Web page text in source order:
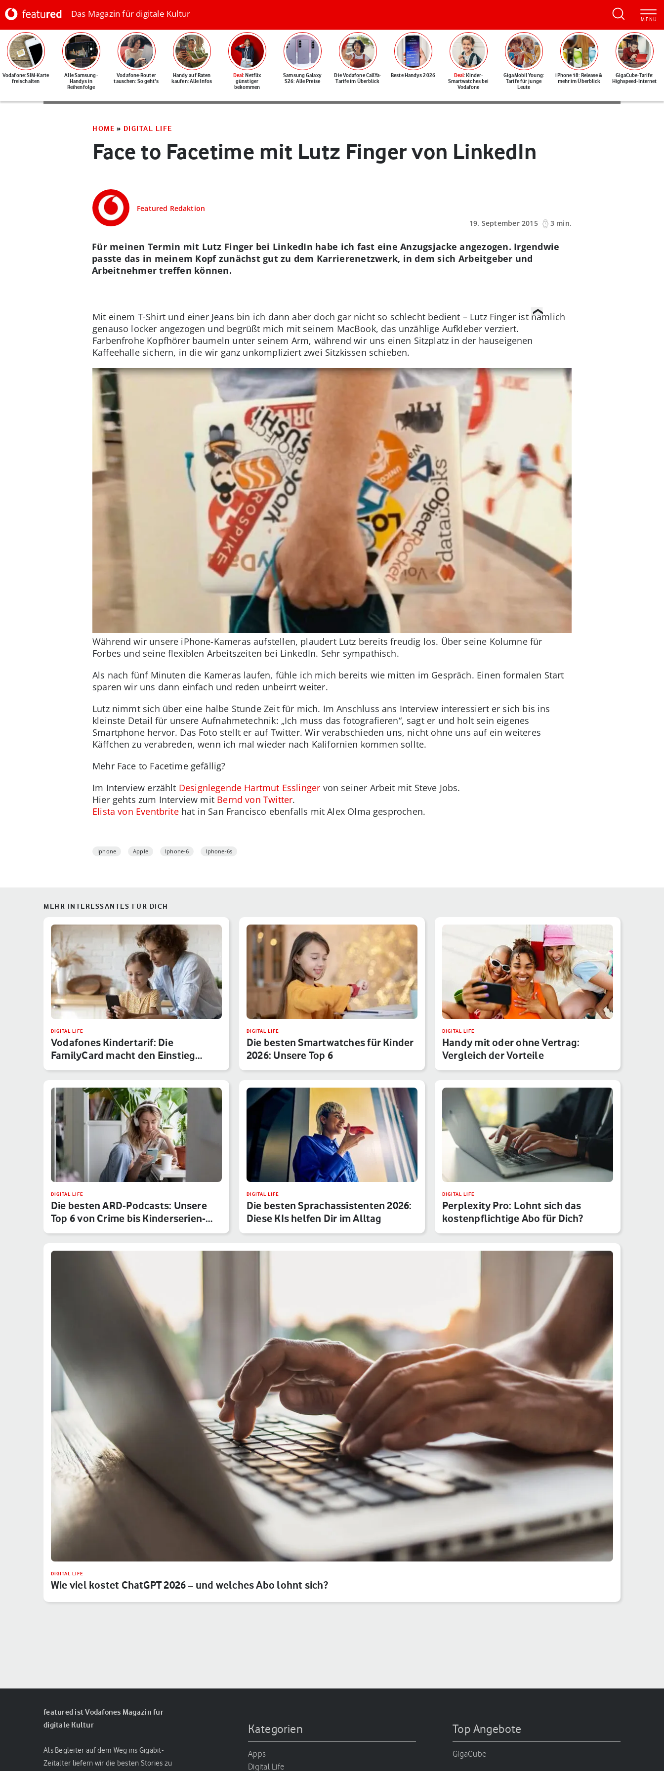
Das Magazin für digitale Kultur
Vodafone: SIM-Karte
freischalten
Alle Samsung-
Handys in
Reihenfolge
Vodafone-Router
tauschen: So geht's
Handy auf Raten
kaufen: Alle Infos
Deal: Netflix
günstiger
bekommen
Samsung Galaxy
S26: Alle Preise
Die Vodafone CallYa-
Tarife im Überblick
Beste Handys 2026 Deal: Kinder-
Smartwatches bei
Vodafone
GigaMobil Young:
Tarife für junge
Leute
iPhone 18: Release &
mehr im Überblick
GigaCube-Tarife:
Highspeed-Internet
HOME » DIGITAL LIFE
Face to Facetime mit Lutz Finger von LinkedIn
Featured Redaktion
19. September 2015
3 min.
Für meinen Termin mit Lutz Finger bei LinkedIn habe ich fast eine Anzugsjacke angezogen. Irgendwie
passte das in meinem Kopf zunächst gut zu dem Karrierenetzwerk, in dem sich Arbeitgeber und
Arbeitnehmer treffen können.
Mit einem T-Shirt und einer Jeans bin ich dann aber doch gar nicht so schlecht bedient – Lutz Finger ist nämlich
genauso locker angezogen und begrüßt mich mit seinem MacBook, das unzählige Aufkleber verziert.
Farbenfrohe Kopfhörer baumeln unter seinem Arm, während wir uns einen Sitzplatz in der hauseigenen
Kaffeehalle sichern, in die wir ganz unkompliziert zwei Sitzkissen schieben.
Während wir unsere iPhone-Kameras aufstellen, plaudert Lutz bereits freudig los. Über seine Kolumne für
Forbes und seine flexiblen Arbeitszeiten bei LinkedIn. Sehr sympathisch.
Als nach fünf Minuten die Kameras laufen, fühle ich mich bereits wie mitten im Gespräch. Einen formalen Start
sparen wir uns dann einfach und reden unbeirrt weiter.
Lutz nimmt sich über eine halbe Stunde Zeit für mich. Im Anschluss ans Interview interessiert er sich bis ins
kleinste Detail für unsere Aufnahmetechnik: „Ich muss das fotografieren“, sagt er und holt sein eigenes
Smartphone hervor. Das Foto stellt er auf Twitter. Wir verabschieden uns, nicht ohne uns auf ein weiteres
Käffchen zu verabreden, wenn ich mal wieder nach Kalifornien kommen sollte.
Mehr Face to Facetime gefällig?
Im Interview erzählt Designlegende Hartmut Esslinger von seiner Arbeit mit Steve Jobs.
Hier gehts zum Interview mit Bernd von Twitter.
Elista von Eventbritehat in San Francisco ebenfalls mit Alex Olma gesprochen.
Iphone Apple Iphone-6 Iphone-6s
MEHR INTERESSANTES FÜR DICH
DIGITAL LIFE
Vodafones Kindertarif: Die
FamilyCard macht den Einstieg
sicher
DIGITAL LIFE
Die besten Smartwatches für Kinder
2026: Unsere Top 6
DIGITAL LIFE
Handy mit oder ohne Vertrag:
Vergleich der Vorteile
DIGITAL LIFE
Die besten ARD-Podcasts: Unsere
Top 6 von Crime bis Kinderserien-…
DIGITAL LIFE
Die besten Sprachassistenten 2026:
Diese KIs helfen Dir im Alltag
DIGITAL LIFE
Perplexity Pro: Lohnt sich das
kostenpflichtige Abo für Dich?
DIGITAL LIFE
Wie viel kostet ChatGPT 2026 – und welches Abo lohnt sich?
featured ist Vodafones Magazin für
digitale Kultur
Als Begleiter auf dem Weg ins Gigabit-
Zeitalter liefern wir die besten Stories zu
Kategorien
Apps
Digital Life
Top Angebote
GigaCube